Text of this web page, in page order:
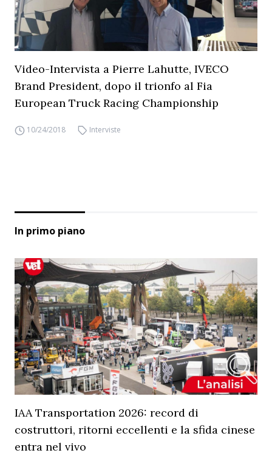
Video-Intervista a Pierre Lahutte, IVECO
Brand President, dopo il trionfo al Fia
European Truck Racing Championship
10/24/2018 Interviste
In primo piano
IAA Transportation 2026: record di
costruttori, ritorni eccellenti e la sfida cinese
entra nel vivo